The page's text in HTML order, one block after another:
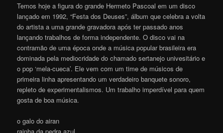
Temos hoje a figura do grande Hermeto Pascoal em um disco
lançado em 1992, “Festa dos Deuses”, álbum que celebra a volta
do artista a uma grande gravadora após ter passado anos
lançando trabalhos de forma independente. O disco vai na
contramão de uma época onde a música popular brasileira era
dominada pela mediocridade do chamado sertanejo univesitário e
o pop ‘mela-cueca’. Ele vem com um time de músicos de
primeira linha apresentando um verdadeiro banquete sonoro,
repleto de experimentalismos. Um trabalho imperdível para quem
gosta de boa música.
o galo do airan